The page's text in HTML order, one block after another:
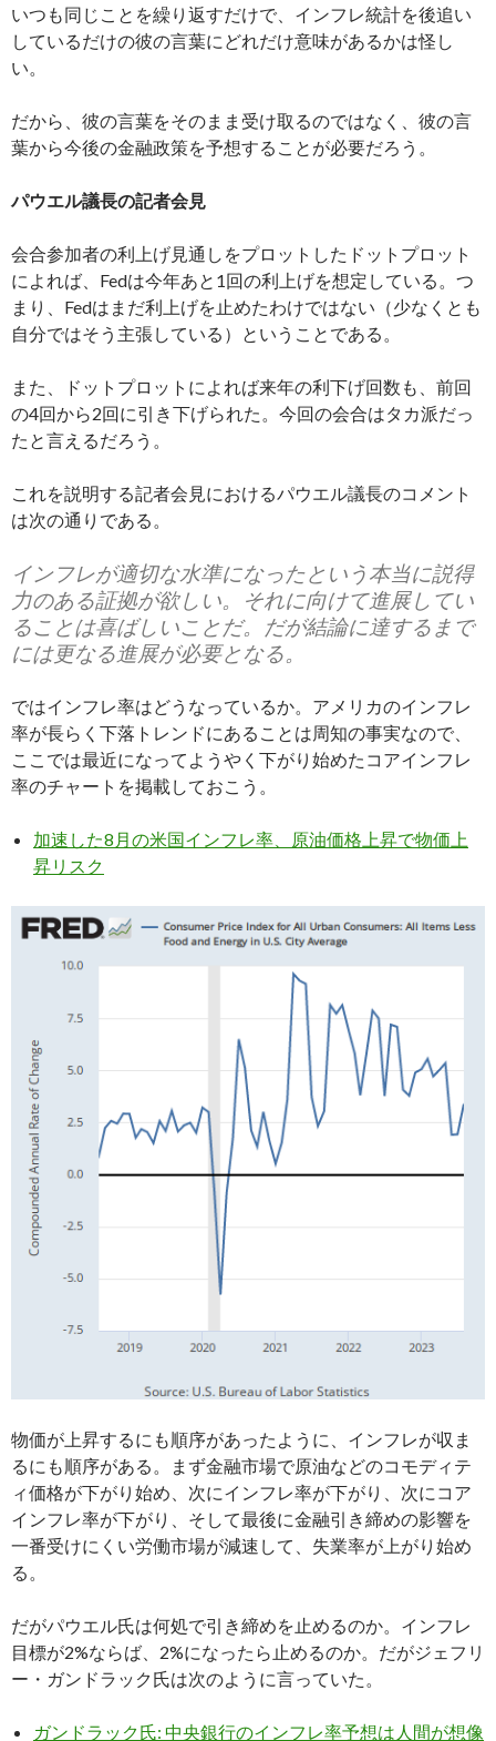
いつも同じことを繰り返すだけで、インフレ統計を後追い
しているだけの彼の言葉にどれだけ意味があるかは怪し
い。
だから、彼の言葉をそのまま受け取るのではなく、彼の言
葉から今後の金融政策を予想することが必要だろう。
パウエル議長の記者会見
会合参加者の利上げ見通しをプロットしたドットプロット
によれば、Fedは今年あと1回の利上げを想定している。つ
まり、Fedはまだ利上げを止めたわけではない（少なくとも
自分ではそう主張している）ということである。
また、ドットプロットによれば来年の利下げ回数も、前回
の4回から2回に引き下げられた。今回の会合はタカ派だっ
たと言えるだろう。
これを説明する記者会見におけるパウエル議長のコメント
は次の通りである。
インフレが適切な水準になったという本当に説得
力のある証拠が欲しい。それに向けて進展してい
ることは喜ばしいことだ。だが結論に達するまで
には更なる進展が必要となる。
ではインフレ率はどうなっているか。アメリカのインフレ
率が長らく下落トレンドにあることは周知の事実なので、
ここでは最近になってようやく下がり始めたコアインフレ
率のチャートを掲載しておこう。
加速した8月の米国インフレ率、原油価格上昇で物価上
昇リスク
物価が上昇するにも順序があったように、インフレが収ま
るにも順序がある。まず金融市場で原油などのコモディテ
ィ価格が下がり始め、次にインフレ率が下がり、次にコア
インフレ率が下がり、そして最後に金融引き締めの影響を
一番受けにくい労働市場が減速して、失業率が上がり始め
る。
だがパウエル氏は何処で引き締めを止めるのか。インフレ
目標が2%ならば、2%になったら止めるのか。だがジェフリ
ー・ガンドラック氏は次のように言っていた。
ガンドラック氏: 中央銀行のインフレ率予想は人間が想像